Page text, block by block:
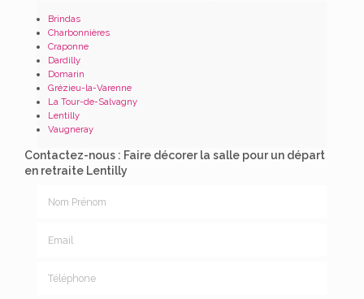
Brindas
Charbonnières
Craponne
Dardilly
Domarin
Grézieu-la-Varenne
La Tour-de-Salvagny
Lentilly
Vaugneray
Contactez-nous : Faire décorer la salle pour un départ
en retraite Lentilly